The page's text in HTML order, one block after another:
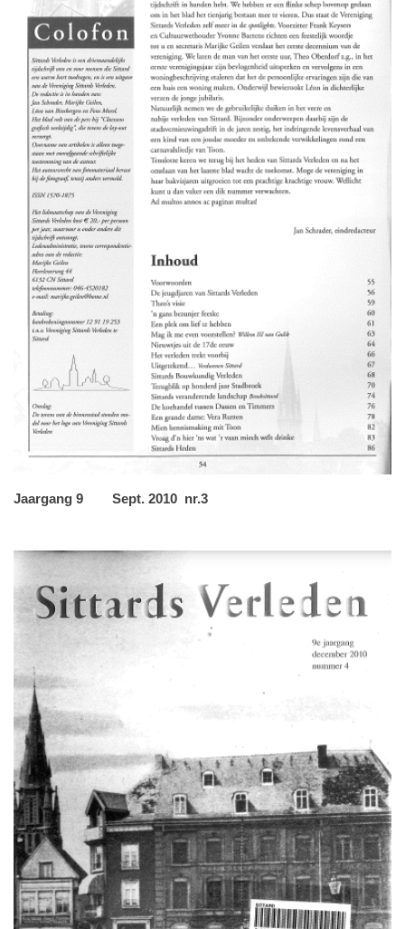
Jaargang 9 Sept. 2010 nr.3